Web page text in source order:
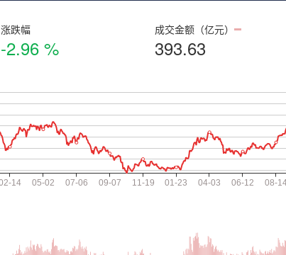
涨跌幅
-2.96 %
成交金额（亿元）
393.63